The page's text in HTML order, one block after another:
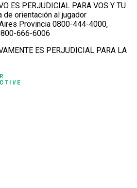
ES PERJUDICIAL PARA VOS Y TU
de orientación al jugador
Provincia 0800-444-4000,
666-6006
ES PERJUDICIAL PARA LA